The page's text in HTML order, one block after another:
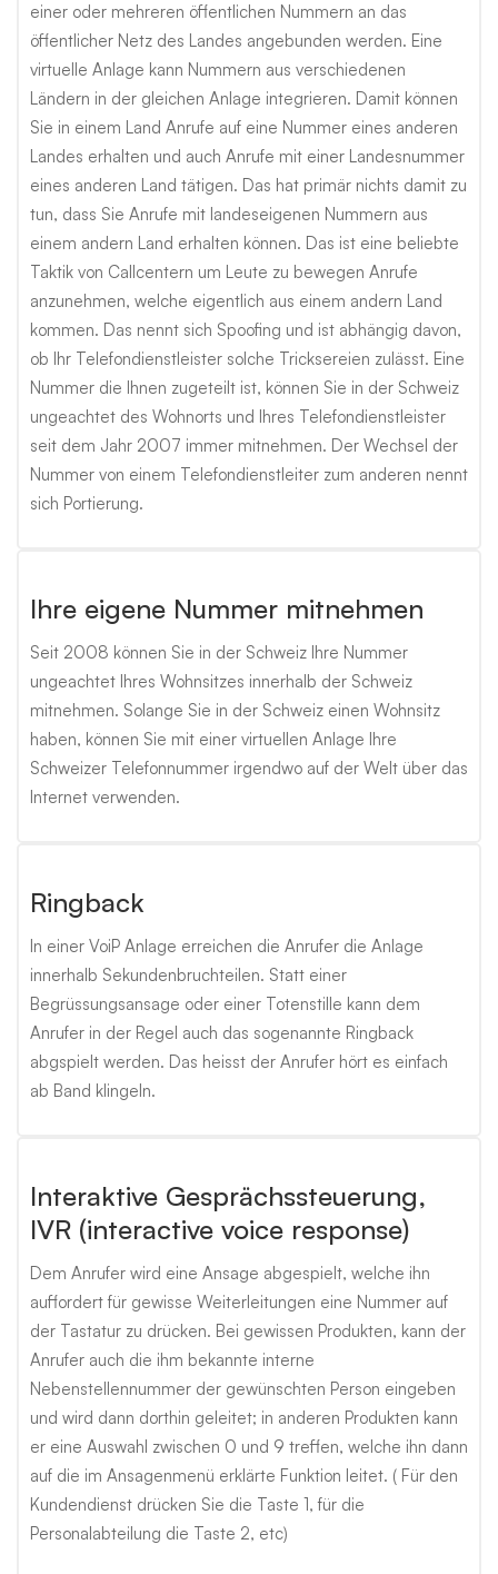
einer oder mehreren öffentlichen Nummern an das
öffentlicher Netz des Landes angebunden werden. Eine
virtuelle Anlage kann Nummern aus verschiedenen
Ländern in der gleichen Anlage integrieren. Damit können
Sie in einem Land Anrufe auf eine Nummer eines anderen
Landes erhalten und auch Anrufe mit einer Landesnummer
eines anderen Land tätigen. Das hat primär nichts damit zu
tun, dass Sie Anrufe mit landeseigenen Nummern aus
einem andern Land erhalten können. Das ist eine beliebte
Taktik von Callcentern um Leute zu bewegen Anrufe
anzunehmen, welche eigentlich aus einem andern Land
kommen. Das nennt sich Spoofing und ist abhängig davon,
ob Ihr Telefondienstleister solche Tricksereien zulässt. Eine
Nummer die Ihnen zugeteilt ist, können Sie in der Schweiz
ungeachtet des Wohnorts und Ihres Telefondienstleister
seit dem Jahr 2007 immer mitnehmen. Der Wechsel der
Nummer von einem Telefondienstleiter zum anderen nennt
sich Portierung.
Ihre eigene Nummer mitnehmen
Seit 2008 können Sie in der Schweiz Ihre Nummer
ungeachtet Ihres Wohnsitzes innerhalb der Schweiz
mitnehmen. Solange Sie in der Schweiz einen Wohnsitz
haben, können Sie mit einer virtuellen Anlage Ihre
Schweizer Telefonnummer irgendwo auf der Welt über das
Internet verwenden.
Ringback
In einer VoiP Anlage erreichen die Anrufer die Anlage
innerhalb Sekundenbruchteilen. Statt einer
Begrüssungsansage oder einer Totenstille kann dem
Anrufer in der Regel auch das sogenannte Ringback
abgspielt werden. Das heisst der Anrufer hört es einfach
ab Band klingeln.
Interaktive Gesprächssteuerung,
IVR (interactive voice response)
Dem Anrufer wird eine Ansage abgespielt, welche ihn
auffordert für gewisse Weiterleitungen eine Nummer auf
der Tastatur zu drücken. Bei gewissen Produkten, kann der
Anrufer auch die ihm bekannte interne
Nebenstellennummer der gewünschten Person eingeben
und wird dann dorthin geleitet; in anderen Produkten kann
er eine Auswahl zwischen 0 und 9 treffen, welche ihn dann
auf die im Ansagenmenü erklärte Funktion leitet. ( Für den
Kundendienst drücken Sie die Taste 1, für die
Personalabteilung die Taste 2, etc)